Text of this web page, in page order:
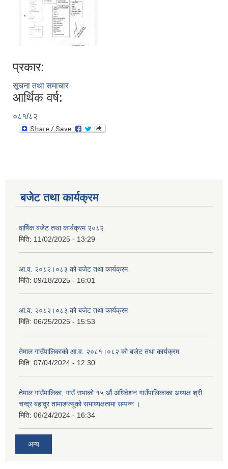
प्रकार:
सूचना तथा समाचार
आर्थिक वर्ष:
०८१/८२
बजेट तथा कार्यक्रम
वार्षिक बजेट तथा कार्यक्रम २०८२
मिति: 11/02/2025 - 13:29
आ.व. २०८२।०८३ को बजेट तथा कार्यक्रम
मिति: 09/18/2025 - 16:01
आ.व. २०८२।०८३ को बजेट तथा कार्यक्रम
मिति: 06/25/2025 - 15:53
तेमाल गाउँपालिकाको आ.व. २०८१।०८२ को बजेट तथा कार्यक्रम
मिति: 07/04/2024 - 12:30
तेमाल गाउँपालिका, गाउँ सभाको १५ औं अधिवेशन गाउँपालिकाका अध्यक्ष श्री
चन्द्र बहादुर तामाङज्यूको सभाध्यक्षतामा सम्पन्न ।
मिति: 06/24/2024 - 16:34
अन्य